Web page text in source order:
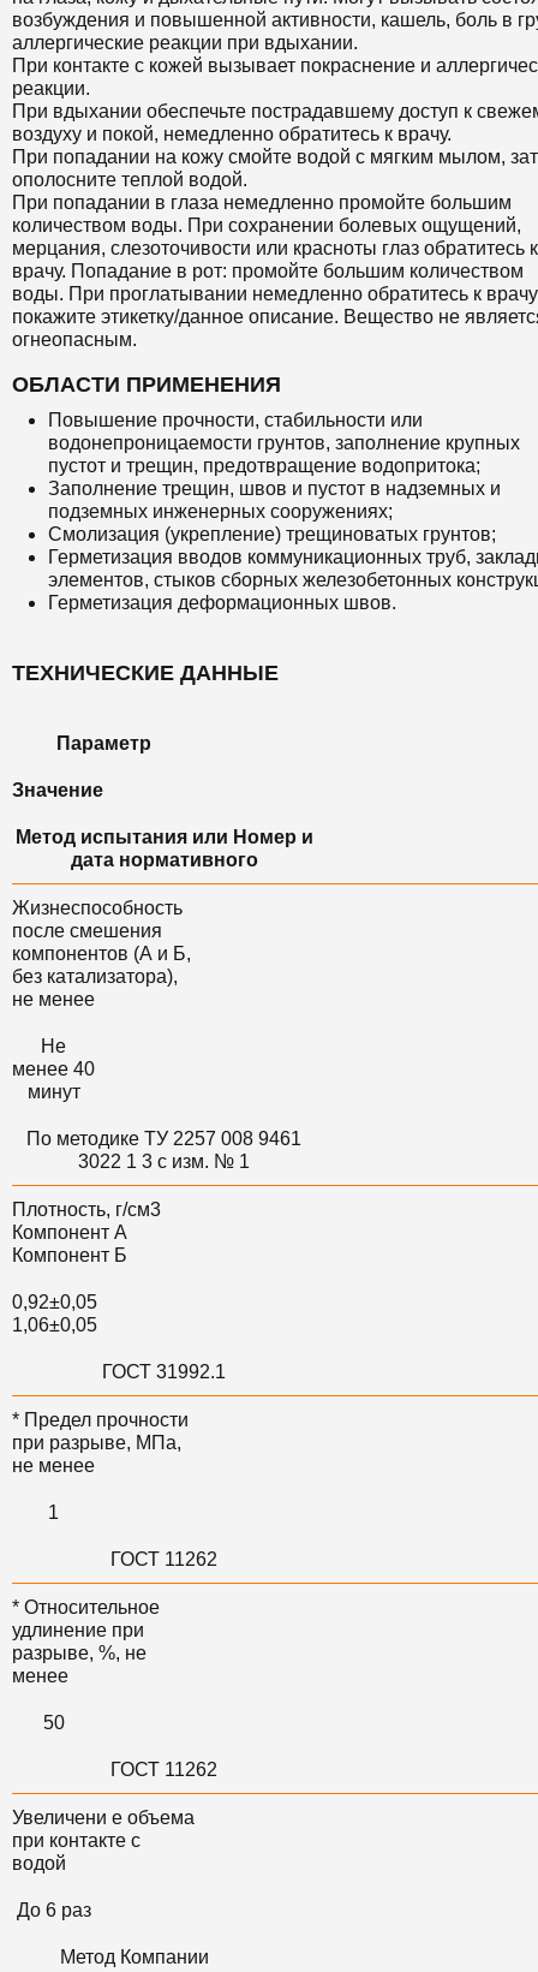
возбуждения и повышенной активности, кашель, боль в
аллергические реакции при вдыхании.
При контакте с кожей вызывает покраснение и
реакции.
При вдыхании обеспечьте пострадавшему доступ к
воздуху и покой, немедленно обратитесь к врачу.
При попадании на кожу смойте водой с мягким мылом,
ополосните теплой водой.
При попадании в глаза немедленно промойте большим
количеством воды. При сохранении болевых ощущений,
мерцания, слезоточивости или красноты глаз обратитесь к
врачу. Попадание в рот: промойте большим количеством
воды. При проглатывании немедленно обратитесь к
покажите этикетку/данное описание. Вещество не
огнеопасным.
ОБЛАСТИ ПРИМЕНЕНИЯ
Повышение прочности, стабильности или
водонепроницаемости грунтов, заполнение крупных
пустот и трещин, предотвращение водопритока;
Заполнение трещин, швов и пустот в надземных и
подземных инженерных сооружениях;
Смолизация (укрепление) трещиноватых грунтов;
Герметизация вводов коммуникационных труб,
элементов, стыков сборных железобетонных
Герметизация деформационных швов.
ТЕХНИЧЕСКИЕ ДАННЫЕ
Параметр
Значение
Метод испытания или Номер и
дата нормативного
Жизнеспособность
после смешения
компонентов (А и Б,
без катализатора),
не менее
Не
менее 40
минут
По методике ТУ 2257 008 9461
3022 1 3 с изм. № 1
Плотность, г/см3
Компонент А
Компонент Б
0,92±0,05
1,06±0,05
ГОСТ 31992.1
* Предел прочности
при разрыве, МПа,
не менее
1
ГОСТ 11262
* Относительное
удлинение при
разрыве, %, не
менее
50
ГОСТ 11262
Увеличени е объема
при контакте с
водой
До 6 раз
Метод Компании